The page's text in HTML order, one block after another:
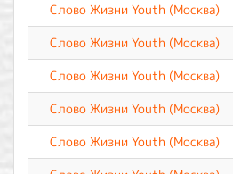
Слово Жизни Youth (Москва)
Слово Жизни Youth (Москва)
Слово Жизни Youth (Москва)
Слово Жизни Youth (Москва)
Слово Жизни Youth (Москва)